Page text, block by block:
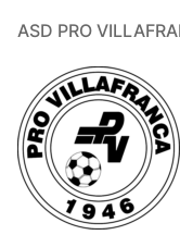
ASD PRO